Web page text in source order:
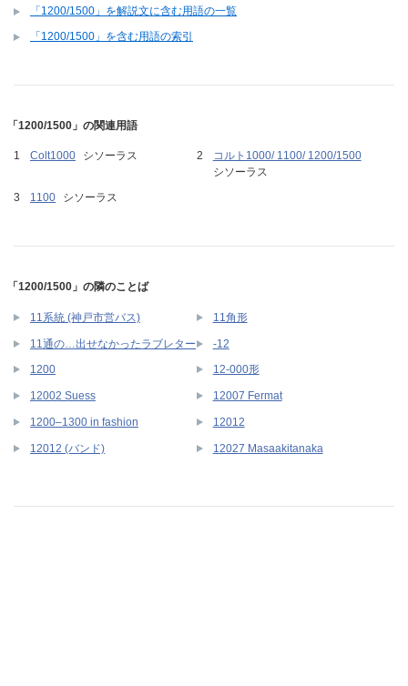
「1200/1500」を解説文に含む用語の一覧
「1200/1500」を含む用語の索引
「1200/1500」の関連用語
Colt1000 シソーラス
コルト1000/ 1100/ 1200/1500
シソーラス
1100
シソーラス
「1200/1500」の隣のことば
11系統 (神戸市営バス) 11角形
11通の…出せなかったラブレター -12
1200 12-000形
12002 Suess 12007 Fermat
1200–1300 in fashion 12012
12012 (バンド) 12027 Masaakitanaka